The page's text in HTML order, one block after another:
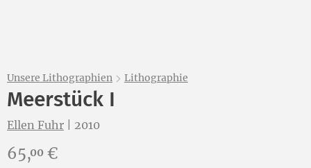
Unsere Lithographien Lithographie
Meerstück I
Ellen Fuhr 2010
Preis:
65,00 €